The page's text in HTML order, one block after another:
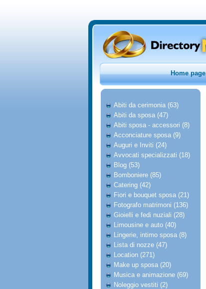
Home page
Abiti da cerimonia (63)
Abiti da sposa (47)
Abiti sposa - accessori (8)
Acconciature sposa (9)
Auguri e Inviti (24)
Avvocati specializzati (18)
Blog (53)
Bomboniere (85)
Catering (42)
Fiori e bouquet sposa (21)
Fotografo matrimoni (136)
Gioielli e fedi nuziali (28)
Limousine e auto (40)
Lingerie, intimo sposa (8)
Lista di nozze (47)
Location (271)
Make up sposa (20)
Musica e animazione (69)
Noleggio vestiti (2)